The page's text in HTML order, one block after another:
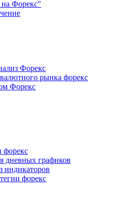
Форекс"
Форекс
рынка форекс
Форекс
форекс
дневных графиков
индикаторов
форекс